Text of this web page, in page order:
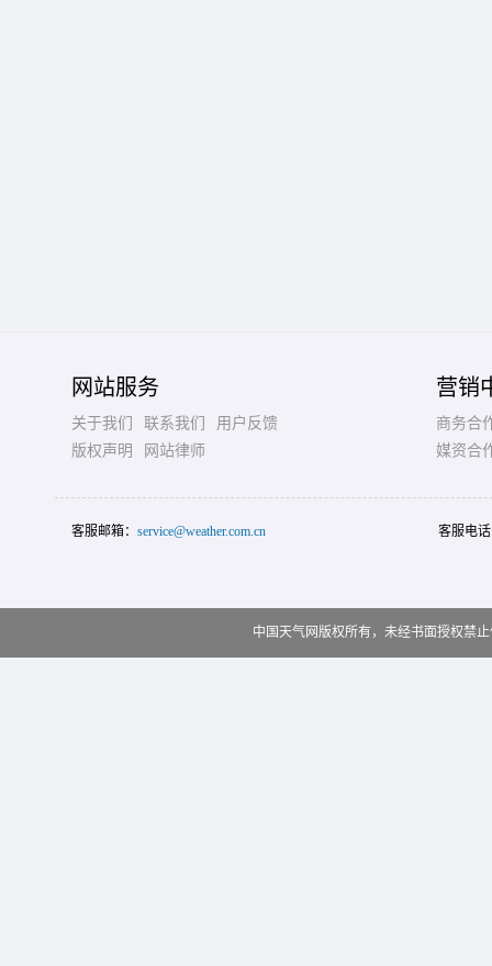
网站服务
关于我们 联系我们
用户反馈
版权声明
网站律师
营销
商务合
媒资合
客服邮箱： service@weather.com.cn 客服电
中国天气网版权所有，未经书面授权